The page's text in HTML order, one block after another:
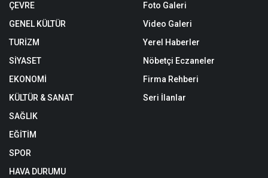
ÇEVRE
GENEL KÜLTÜR
TURİZM
SİYASET
EKONOMİ
KÜLTÜR & SANAT
SAĞLIK
EĞİTİM
SPOR
HAVA DURUMU
Foto Galeri
Video Galeri
Yerel Haberler
Nöbetçi Eczaneler
Firma Rehberi
Seri İlanlar